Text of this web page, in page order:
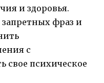
и здоровья.
запретных фраз и
с
психическое